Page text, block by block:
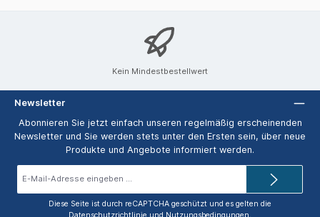
Kein Mindestbestellwert
Newsletter
Abonnieren Sie jetzt einfach unseren regelmäßig erscheinenden
Newsletter und Sie werden stets unter den Ersten sein, über neue
Produkte und Angebote informiert werden.
Diese Seite ist durch reCAPTCHA geschützt und es gelten die
Datenschutzrichtlinie und Nutzungsbedingungen.